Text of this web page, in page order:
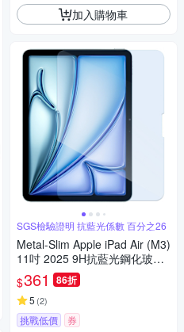
加入購物車
SGS檢驗證明 抗藍光係數 百分之26
Metal-Slim Apple iPad Air (M3)
11吋 2025 9H抗藍光鋼化玻璃
保護貼
$361 86折
5 (2)
挑戰低價 券